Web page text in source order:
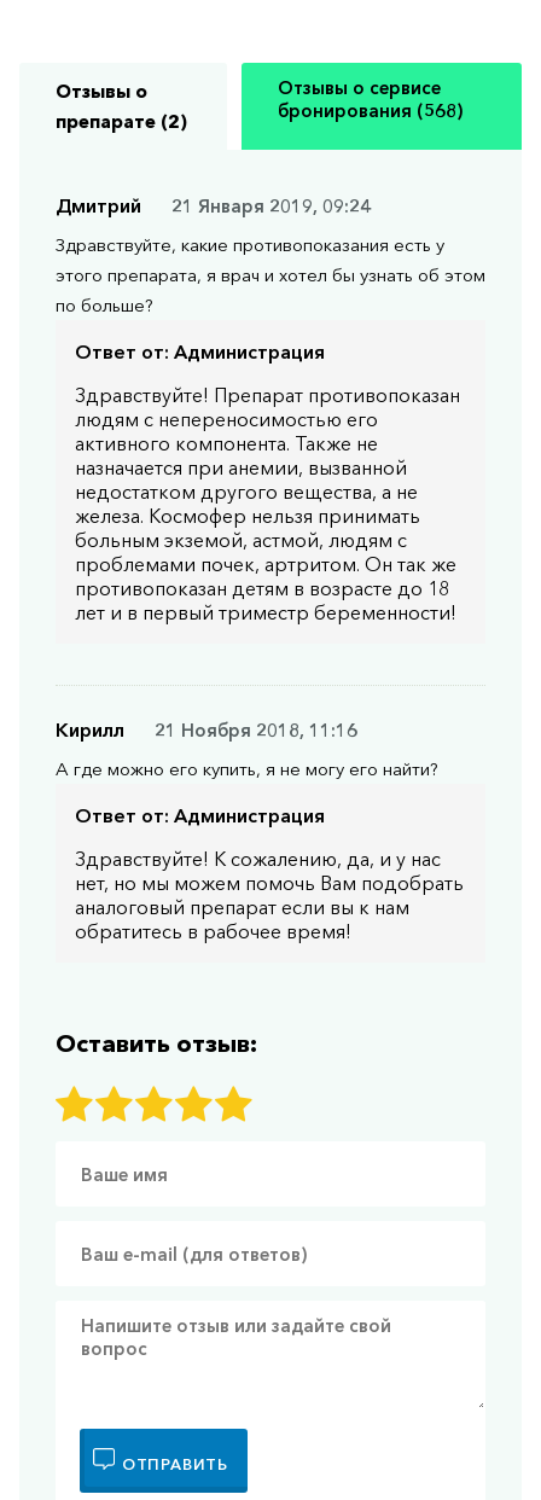
Отзывы о
препарате (2)
Отзывы о сервисе
бронирования (568)
Дмитрий
21 Января 2019, 09:24
Здравствуйте, какие противопоказания есть у
этого препарата, я врач и хотел бы узнать об этом
по больше?
Ответ от: Администрация
Здравствуйте! Препарат противопоказан
людям с непереносимостью его
активного компонента. Также не
назначается при анемии, вызванной
недостатком другого вещества, а не
железа. Космофер нельзя принимать
больным экземой, астмой, людям с
проблемами почек, артритом. Он так же
противопоказан детям в возрасте до 18
лет и в первый триместр беременности!
Кирилл
21 Ноября 2018, 11:16
А где можно его купить, я не могу его найти?
Ответ от: Администрация
Здравствуйте! К сожалению, да, и у нас
нет, но мы можем помочь Вам подобрать
аналоговый препарат если вы к нам
обратитесь в рабочее время!
Оставить отзыв:
ОТПРАВИТЬ